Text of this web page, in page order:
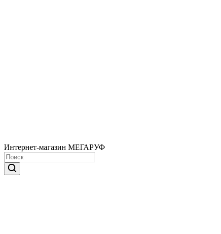
Интернет-магазин МЕГАРУФ